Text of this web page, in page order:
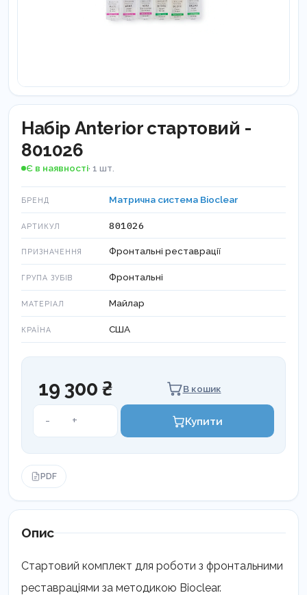
Набір Anterior стартовий -
801026
Є в наявності· 1 шт.
БРЕНД Матрична система Bioclear
АРТИКУЛ 801026
ПРИЗНАЧЕННЯ Фронтальні реставрації
ГРУПА ЗУБІВ Фронтальні
МАТЕРІАЛ Майлар
КРАЇНА США
19 300 ₴ В кошик
-
Набір
кількість
+ Купити
PDF
Опис
Стартовий комплект для роботи з фронтальними
реставраціями за методикою Bioclear.